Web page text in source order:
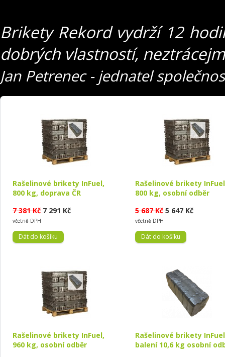
Brikety Rekord vydrží 12
dobrých vlastností,
Jan Petrenec - jednatel
Rašelinové brikety InFuel,
800 kg, doprava ČR
7 381 Kč 7 291 Kč
včetně DPH
Rašelinové brikety
800 kg, osobní odběr
5 687 Kč 5 647 Kč
včetně DPH
Rašelinové brikety InFuel,
960 kg, osobní odběr
Rašelinové brikety
balení 10,6 kg osobní